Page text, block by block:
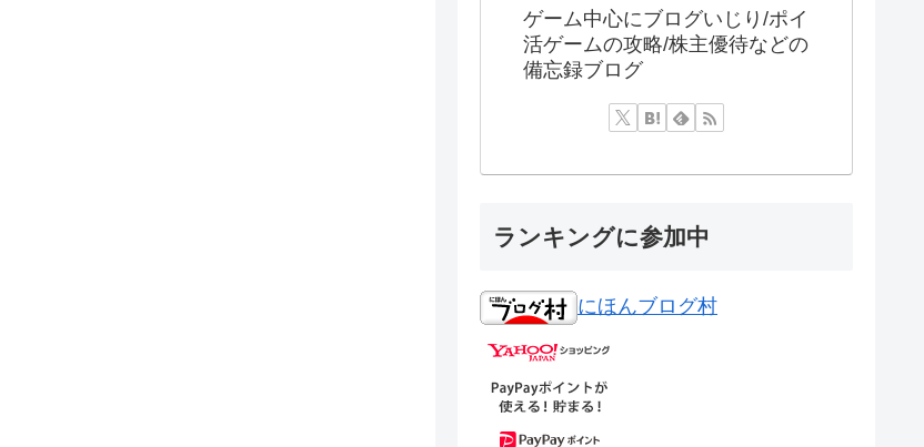
ゲーム中心にブログいじり/ポイ
活ゲームの攻略/株主優待などの
備忘録ブログ
ランキングに参加中
にほんブログ村